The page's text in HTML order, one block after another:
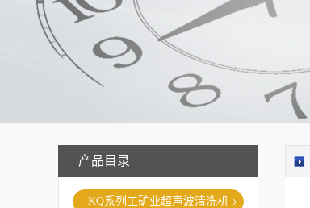
产品目录
KQ系列工矿业超声波清洗机